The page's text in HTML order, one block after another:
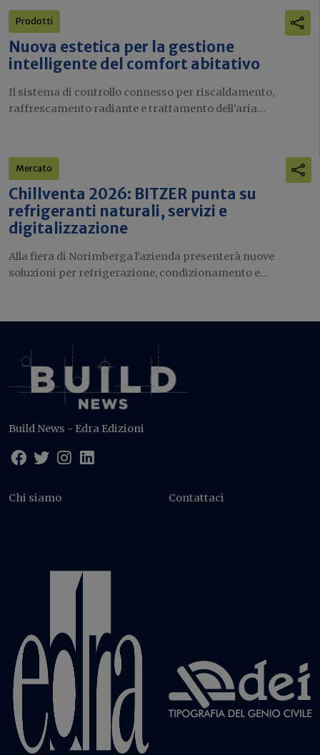
Prodotti
Nuova estetica per la gestione
intelligente del comfort abitativo
Il sistema di controllo connesso per riscaldamento,
raffrescamento radiante e trattamento dell’aria...
Mercato
Chillventa 2026: BITZER punta su
refrigeranti naturali, servizi e
digitalizzazione
Alla fiera di Norimberga l'azienda presenterà nuove
soluzioni per refrigerazione, condizionamento e...
Build News - Edra Edizioni
Chi siamo Contattaci